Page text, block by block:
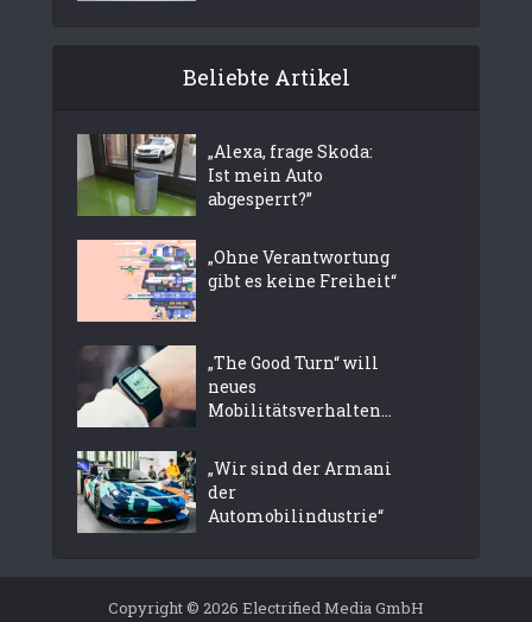
Beliebte Artikel
„Alexa, frage Skoda:
Ist mein Auto
abgesperrt?”
„Ohne Verantwortung
gibt es keine Freiheit“
„The Good Turn“ will
neues
Mobilitätsverhalten...
„Wir sind der Armani
der
Automobilindustrie“
Copyright © 2026 Electrified Media GmbH